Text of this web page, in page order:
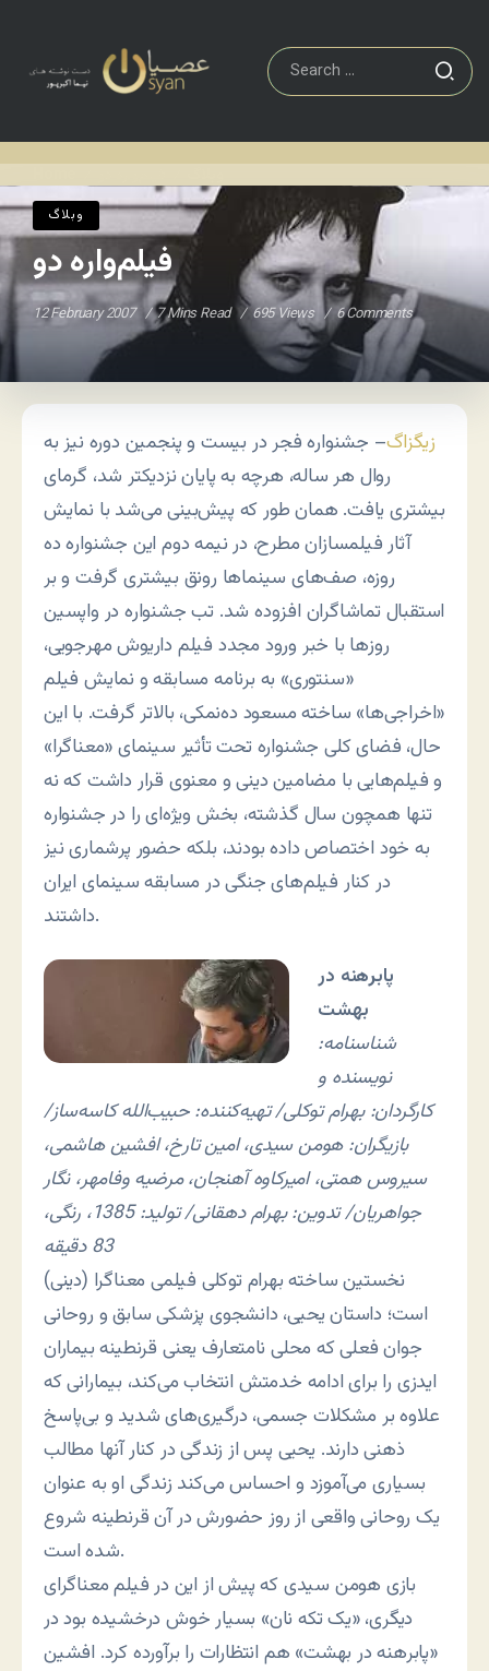
وبلاگ
فیلم‌واره دو
12 February 2007 7 Mins Read 695 Views 6 Comments
زیگزاگ– جشنواره فجر در بیست و پنجمین دوره نیز به
روال هر ساله، هرچه به پایان نزدیکتر شد، گرمای
بیشتری یافت. همان طور که پیش‌بینی می‌شد با نمایش
آثار فیلمسازان مطرح، در نیمه دوم این جشنواره ده
روزه، صف‌های سینماها رونق بیشتری گرفت و بر
استقبال تماشاگران افزوده شد. تب جشنواره در واپسین
روزها با خبر ورود مجدد فیلم داریوش مهرجویی،
«سنتوری» به برنامه مسابقه و نمایش فیلم
«اخراجی‌ها» ساخته مسعود ده‌نمکی، بالاتر گرفت. با این
حال، فضای کلی جشنواره تحت تأثیر سینمای «معناگرا»
و فیلم‌هایی با مضامین دینی و معنوی قرار داشت که نه
تنها همچون سال گذشته، بخش ویژه‌ای را در جشنواره
به خود اختصاص داده بودند، بلکه حضور پرشماری نیز
در کنار فیلم‌های جنگی در مسابقه سینمای ایران
داشتند.
پابرهنه در
بهشت
شناسنامه:
نویسنده و
کارگردان: بهرام توکلی/ تهیه‌کننده: حبیب‌الله کاسه‌ساز/
بازیگران: هومن سیدی، امین تارخ، افشین هاشمی،
سیروس همتی، امیرکاوه آهنجان، مرضیه وفامهر، نگار
جواهریان/ تدوین: بهرام دهقانی/ تولید: 1385، رنگی،
83 دقیقه
نخستین ساخته بهرام توکلی فیلمی معناگرا (دینی)
است؛ داستان یحیی، دانشجوی پزشکی سابق و روحانی
جوان فعلی که محلی نامتعارف یعنی قرنطینه بیماران
ایدزی را برای ادامه خدمتش انتخاب می‌کند، بیمارانی که
علاوه بر مشکلات جسمی، درگیری‌های شدید و بی‌پاسخ
ذهنی دارند. یحیی پس از زندگی در کنار آنها مطالب
بسیاری می‌آموزد و احساس می‌کند زندگی او به عنوان
یک روحانی واقعی از روز حضورش در آن قرنطینه شروع
شده است.
بازی هومن سیدی که پیش از این در فیلم معناگرای
دیگری، «یک تکه نان» بسیار خوش درخشیده بود در
«پابرهنه در بهشت» هم انتظارات را برآورده کرد. افشین